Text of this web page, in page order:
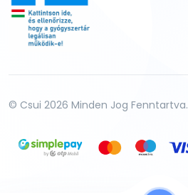
© Csui 2026 Minden Jog Fenntartva.